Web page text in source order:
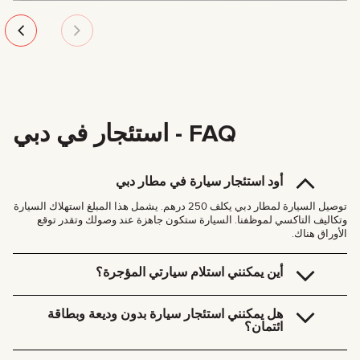
FAQ - استئجار في دبي
أود استئجار سيارة في مطار دبي
توصيل السيارة لمطار دبي يكلف 250 درهم. يشمل هذا المبلغ استهلاك السيارة
وتكاليف التاكسي لموظفنا. السيارة ستكون جاهزة عند وصولك وتقدر توقع
الأوراق هناك.
أين يمكنني استلام سيارتي المؤجرة؟
الذي تحدده ونُنهي جميع الإجراءات الورقية في الحال.
رسوم التوصيل داخل دبي:
هل يمكنني استئجار سيارة بدون وديعة وبطاقة
ائتمان؟